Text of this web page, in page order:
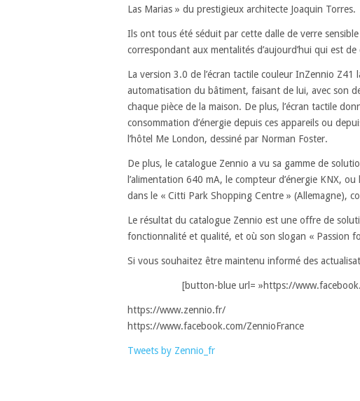
Las Marias » du prestigieux architecte Joaquin Torres.
Ils ont tous été séduit par cette dalle de verre
correspondant aux mentalités d’aujourd’hui qui est
La version 3.0 de l’écran tactile couleur InZennio
automatisation du bâtiment, faisant de lui, avec son
chaque pièce de la maison. De plus, l’écran tactile
consommation d’énergie depuis ces appareils ou
l’hôtel Me London, dessiné par Norman Foster.
De plus, le catalogue Zennio a vu sa gamme de
l’alimentation 640 mA, le compteur d’énergie KNX,
dans le « Citti Park Shopping Centre » (Allemagne),
Le résultat du catalogue Zennio est une offre de
fonctionnalité et qualité, et où son slogan « Passion
Si vous souhaitez être maintenu informé des
[button-blue url= »https://
https://www.zennio.fr/
https://www.facebook.com/ZennioFrance
Tweets by Zennio_fr